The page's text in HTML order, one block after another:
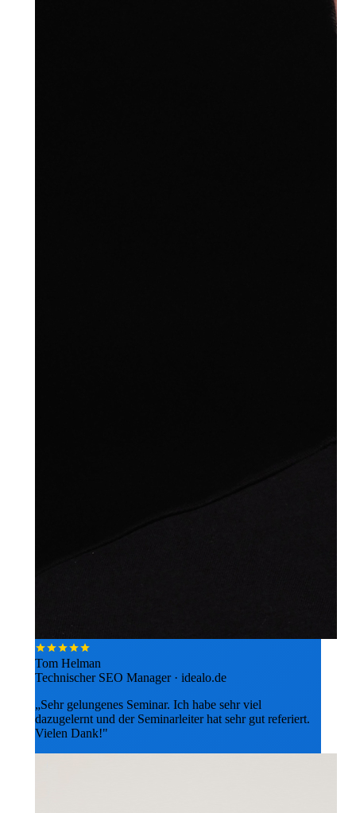
Tom Helman
Technischer SEO Manager · idealo.de
„Sehr gelungenes Seminar. Ich habe sehr viel
dazugelernt und der Seminarleiter hat sehr gut referiert.
Vielen Dank!"